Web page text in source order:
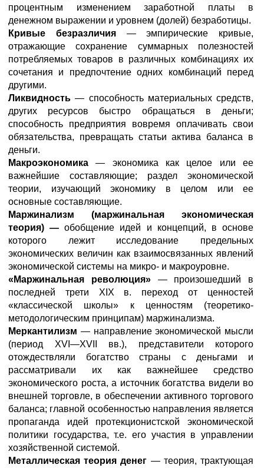
процентным изменением заработной платы в
денежном выражении и уровнем (долей) безработицы.
Кривые безразличия — эмпирические кривые,
отражающие сохранение суммарных полезностей
потребляемых товаров в различных комбинациях их
сочетания и предпочтение одних комбинаций перед
другими.
Ликвидность— способность материальных средств,
других ресурсов быстро обращаться в деньги;
способность предприятия вовремя оплачивать свои
обязательства, превращать статьи актива баланса в
деньги.
Макроэкономика— экономика как целое или ее
важнейшие составляющие; раздел экономической
теории, изучающий экономику в целом или ее
основные составляющие.
Маржинализм (маржинальная экономическая
теория) —обобщение идей и концепций, в основе
которого лежит исследование предельных
экономических величин как взаимосвязанных явлений
экономической системы на микро- и макроуровне.
«Маржинальная революция» — произошедший в
последней трети XIX в. переход от ценностей
«классической школы» к ценностям (теоретико-
методологическим принципам) маржинализма.
Меркантилизм — направление экономической мысли
(период XVI—XVII вв.), представители которого
отождествляли богатство страны с деньгами и
рассматривали их как важнейшее средство
экономического роста, а источник богатства видели во
внешней торговле, в обеспечении активного торгового
баланса; главной особенностью направления является
пропаганда идей протекционистской экономической
политики государства, т.е. его участия в управлении
хозяйственной системой.
Металлическая теория денег — теория, трактующая